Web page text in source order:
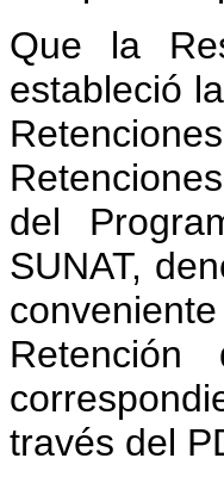
Que la
estableció
del
SUNAT,
través del